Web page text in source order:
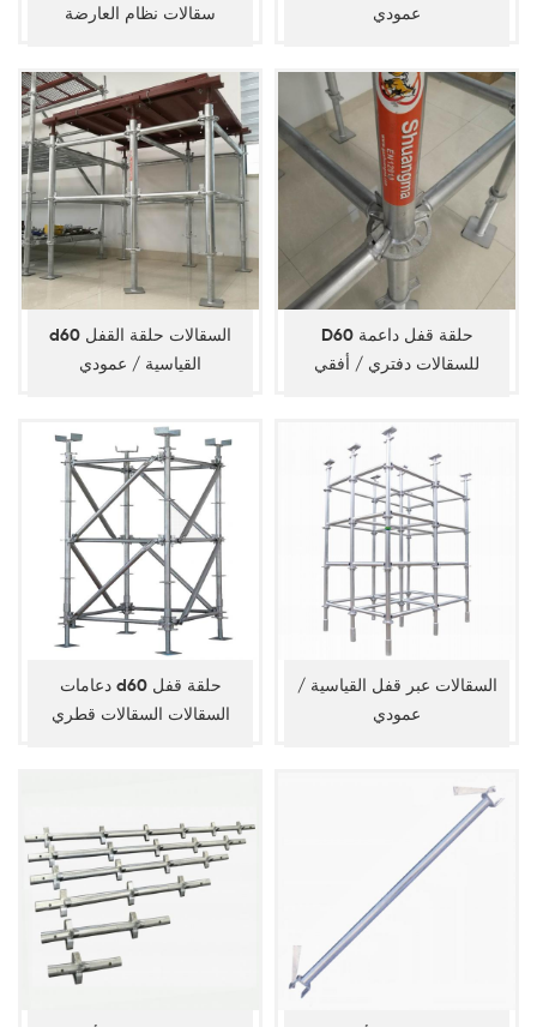
سقالات نظام العارضة عمودي
d60 السقالات حلقة القفل
القياسية / عمودي
D60 حلقة قفل داعمة
للسقالات دفتري / أفقي
دعامات d60 حلقة قفل
السقالات السقالات قطري
السقالات عبر قفل القياسية /
عمودي